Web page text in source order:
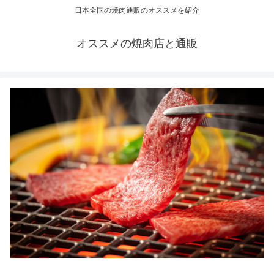
日本全国の焼肉通販のオススメを紹介
オススメの焼肉店と通販